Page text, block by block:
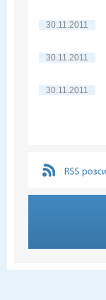
30.11.2011
30.11.2011
30.11.2011